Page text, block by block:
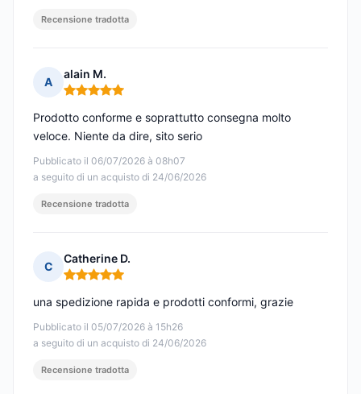
Recensione tradotta
A
alain M.
Nota: 5 su 5
Pubblicato il 06/07/2026 à 08h07
a seguito di un acquisto di 24/06/2026
Prodotto conforme e soprattutto consegna molto
veloce. Niente da dire, sito serio
Recensione tradotta
C
Catherine D.
Nota: 5 su 5
Pubblicato il 05/07/2026 à 15h26
a seguito di un acquisto di 24/06/2026
una spedizione rapida e prodotti conformi, grazie
Recensione tradotta